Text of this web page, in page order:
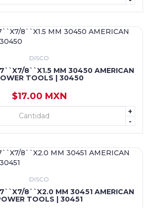
DISCO
8``X1.5 MM 30450 AMERICAN
TOOLS | 30450
$17.00 MXN
+
-
+ AGREGAR
DISCO
8``X2.0 MM 30451 AMERICAN
TOOLS | 30451